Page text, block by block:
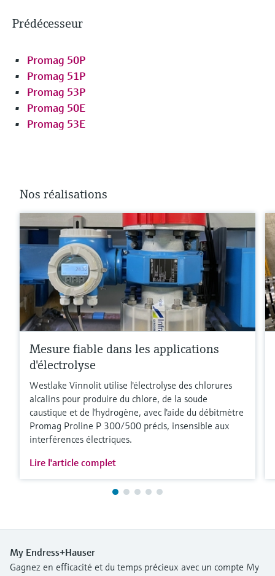
Prédécesseur
Promag 50P
Promag 51P
Promag 53P
Promag 50E
Promag 53E
Nos réalisations
Mesure fiable dans les applications
d'électrolyse
Westlake Vinnolit utilise l'électrolyse des chlorures
alcalins pour produire du chlore, de la soude
caustique et de l'hydrogène, avec l'aide du débitmètre
Promag Proline P 300/500 précis, insensible aux
interférences électriques.
Lire l'article complet
My Endress+Hauser
Gagnez en efficacité et du temps précieux avec un compte My